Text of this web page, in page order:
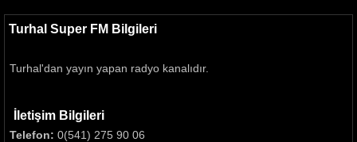
Turhal Super FM Bilgileri
Turhal'dan yayın yapan radyo kanalıdır.
İletişim Bilgileri
Telefon: 0(541) 275 90 06